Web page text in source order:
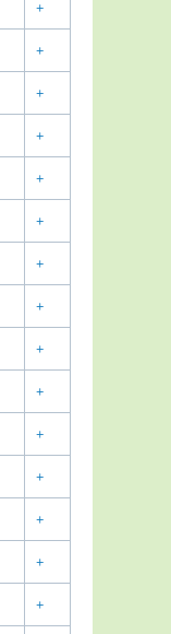
+
+
+
+
+
+
+
+
+
+
+
+
+
+
+